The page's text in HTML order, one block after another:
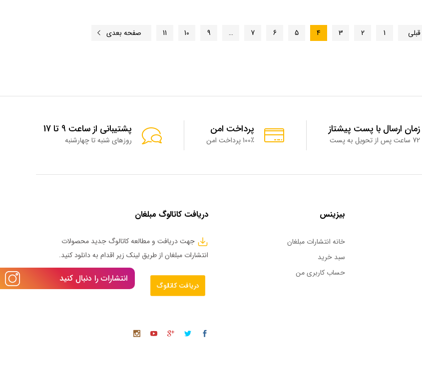
1
2
3
4
5
6
7
…
9
10
11 صفحه بعدی
زمان ارسال با پست پیشتاز
72 ساعت پس از تحویل به پست
پرداخت امن
100٪ پرداخت امن
پشتیبانی از ساعت 9 تا 17
روزهای شنبه تا چهارشنبه
بیزینس
خانه انتشارات مبلغان
سبد خرید
حساب کاربری من
دریافت کاتالوگ مبلغان
جهت دریافت و مطالعه کاتالوگ جدید محصولات
انتشارات مبلغان از طریق لینک زیر اقدام به دانلود کنید.
دریافت کاتالوگ
انتشارات را دنبال کنید